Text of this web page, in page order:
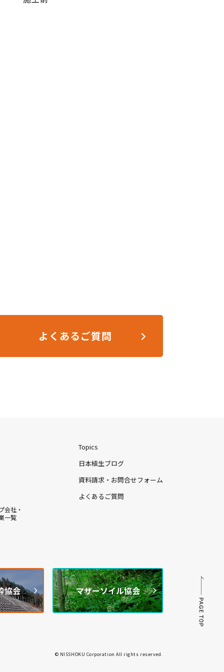
よくあるご質問
会社・
一覧
Topics
日本植生ブログ
資料請求・お問合せフォーム
よくあるご質問
協会 マザーソイル協会
© NISSHOKU Corporation All rights reserved.